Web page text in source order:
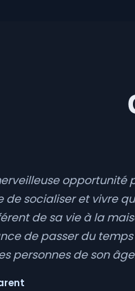
opportunité
de socialiser et vivre
de sa vie à la
de passer du
personnes de son